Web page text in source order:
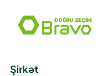
Şirkət